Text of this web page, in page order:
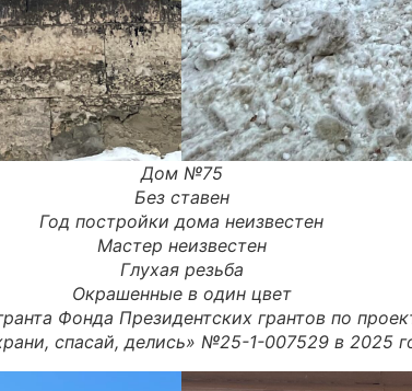
Дом №75
Без ставен
Год постройки дома неизвестен
Мастер неизвестен
Глухая резьба
Окрашенные в один цвет
Фонда Президентских грантов по
спасай, делись» №25-1-007529 в 2025